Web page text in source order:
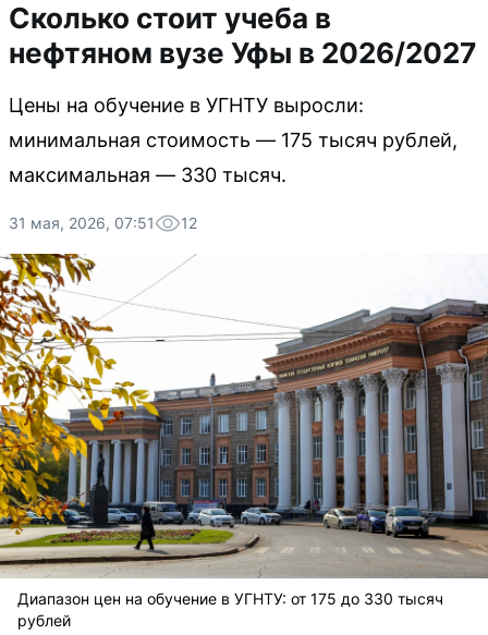
Сколько стоит учеба в
нефтяном вузе Уфы в 2026/2027
Цены на обучение в УГНТУ выросли:
минимальная стоимость — 175 тысяч рублей,
максимальная — 330 тысяч.
31 мая, 2026, 07:51 12
Диапазон цен на обучение в УГНТУ: от 175 до 330 тысяч
рублей